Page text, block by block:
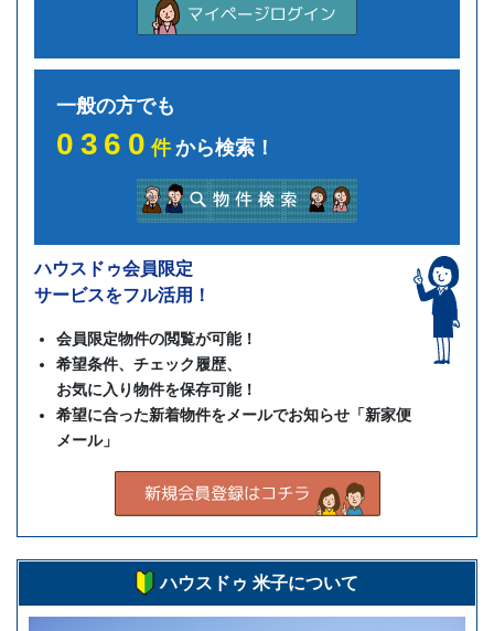
一般の方でも
0360件から検索！
ハウスドゥ会員限定
サービスをフル活用！
会員限定物件の閲覧が可能！
希望条件、チェック履歴、
お気に入り物件を保存可能！
希望に合った新着物件をメールでお知らせ「新家便
メール」
ハウスドゥ 米子について